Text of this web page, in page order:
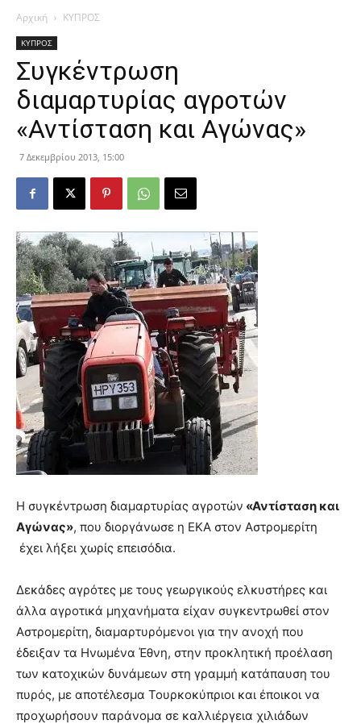
Αρχική ΚΥΠΡΟΣ
ΚΥΠΡΟΣ
Συγκέντρωση
διαμαρτυρίας αγροτών
«Αντίσταση και Αγώνας»
7 Δεκεμβρίου 2013, 15:00
Η συγκέντρωση διαμαρτυρίας αγροτών «Αντίσταση και
Αγώνας», που διοργάνωσε η ΕΚΑ στον Αστρομερίτη
έχει λήξει χωρίς επεισόδια.
Δεκάδες αγρότες με τους γεωργικούς ελκυστήρες και
άλλα αγροτικά μηχανήματα είχαν συγκεντρωθεί στον
Αστρομερίτη, διαμαρτυρόμενοι για την ανοχή που
έδειξαν τα Ηνωμένα Έθνη, στην προκλητική προέλαση
των κατοχικών δυνάμεων στη γραμμή κατάπαυση του
πυρός, με αποτέλεσμα Τουρκοκύπριοι και έποικοι να
προχωρήσουν παράνομα σε καλλιέργεια χιλιάδων